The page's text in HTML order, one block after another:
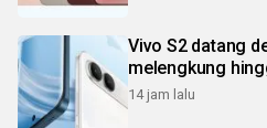
Vivo S2 datang
melengkung
14 jam lalu